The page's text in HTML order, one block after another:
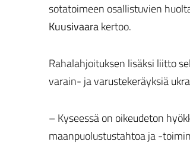
sotatoimeen osallistuvien
Kuusivaarakertoo.
Rahalahjoituksen lisäksi liitto
varain- ja varustekeräyksiä
– Kyseessä on oikeudeton
maanpuolustustahtoa ja -